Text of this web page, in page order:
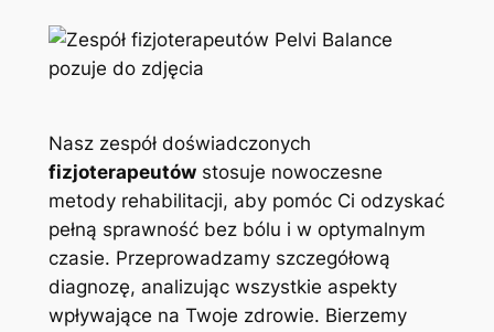
Nasz zespół doświadczonych
fizjoterapeutówstosuje nowoczesne
metody rehabilitacji, aby pomóc Ci odzyskać
pełną sprawność bez bólu i w optymalnym
czasie. Przeprowadzamy szczegółową
diagnozę, analizując wszystkie aspekty
wpływające na Twoje zdrowie. Bierzemy